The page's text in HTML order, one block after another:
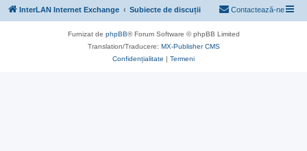
InterLAN Internet Exchange Subiecte de discuții Contactează-ne
Furnizat de phpBB® Forum Software © phpBB Limited
Translation/Traducere: MX-Publisher CMS
Confidențialitate | Termeni